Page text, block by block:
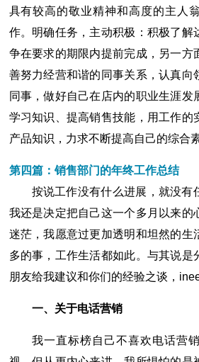
具有较高的敬业精神和高度的主人
作。明确任务，主动积极：积极了解
争在要求的期限内提前完成，另一方
善努力经营和谐的同事关系，认真向
同事，做好自己在店内的职业生涯发
学习知识、提高销售技能，用工作的
产品知识，力求不断提高自己的综合素
第四篇：销售部门的年终工作总结
按说工作没有什么进展，就没有
我还是决定把自己这一个多月以来的
迷茫，我愿意过更加透明和坦然的生
多的事，工作生活都如此。与其说是
朋友给我建议和你们的经验之谈，
一、关于电话营销
我一直标榜自己不喜欢电话营